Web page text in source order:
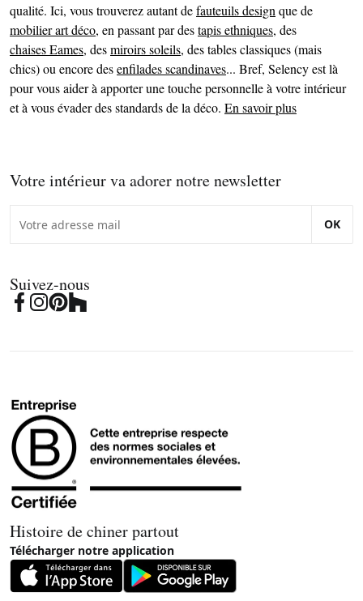
qualité. Ici, vous trouverez autant defauteuils design que de
mobilier art déco, en passant par destapis ethniques, des
chaises Eames, desmiroirs soleils, des tables classiques (mais
chics) ou encore desenfilades scandinaves... Bref, Selency est là
pour vous aider à apporter une touche personnelle à votre intérieur
et à vous évader des standards de la déco. En savoir plus
Votre intérieur va adorer notre newsletter
OK
Suivez-nous
Histoire de chiner partout
Télécharger notre application